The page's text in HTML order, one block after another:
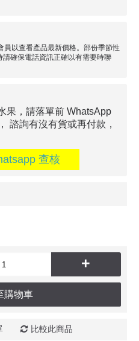
員以查看產品最新價格。部份季節性
確保電話資訊正確以有需要時聯
果，請落單前 WhatsApp
， 諮詢有沒有貨或再付款，
查核
+
購物車
比較此商品